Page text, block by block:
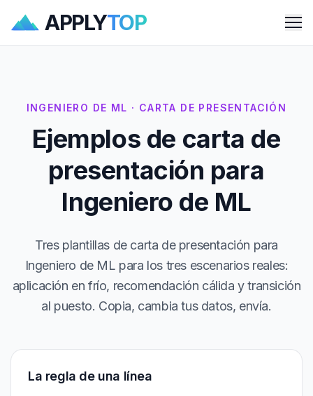
APPLYTOP
INGENIERO DE ML · CARTA DE PRESENTACIÓN
Ejemplos de carta de
presentación para
Ingeniero de ML
Tres plantillas de carta de presentación para
Ingeniero de ML para los tres escenarios reales:
aplicación en frío, recomendación cálida y transición
al puesto. Copia, cambia tus datos, envía.
La regla de una línea